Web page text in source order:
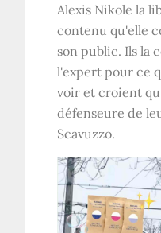
Alexis Nikole la
contenu qu'elle
son public. Ils la
l'expert pour ce
voir et croient
défenseure de
Scavuzzo.